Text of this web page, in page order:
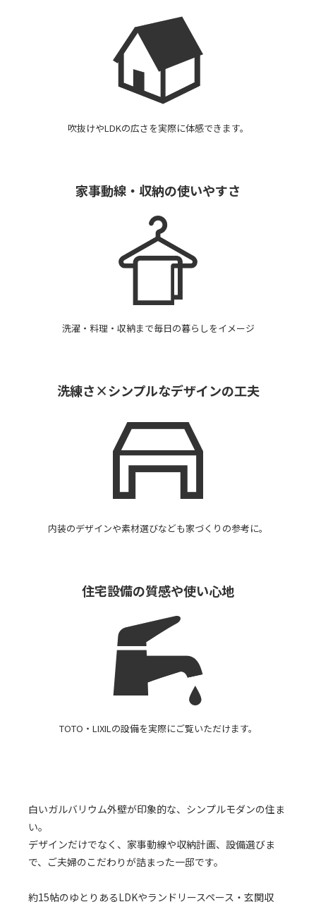
吹抜けやLDKの広さを実際に体感できます。
家事動線・収納の使いやすさ
洗濯・料理・収納まで毎日の暮らしをイメージ
洗練さ×シンプルなデザインの工夫
内装のデザインや素材選びなども家づくりの参考に。
住宅設備の質感や使い心地
TOTO・LIXILの設備を実際にご覧いただけます。
白いガルバリウム外壁が印象的な、シンプルモダンの住ま
い。
デザインだけでなく、家事動線や収納計画、設備選びま
で、ご夫婦のこだわりが詰まった一邸です。
約15帖のゆとりあるLDKやランドリースペース・玄関収